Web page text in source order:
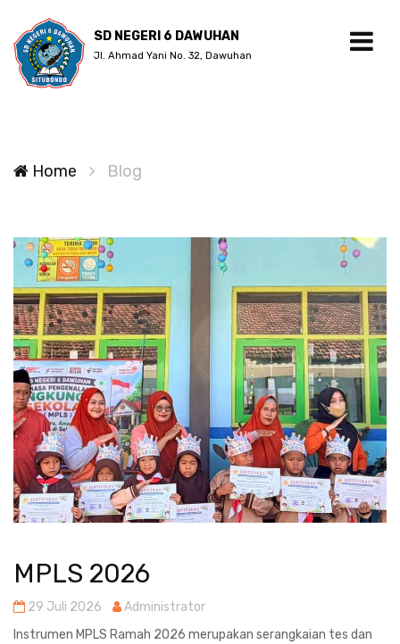
SD NEGERI 6 DAWUHAN
Jl. Ahmad Yani No. 32, Dawuhan
Home Blog
MPLS 2026
29 Juli 2026
Administrator
Instrumen MPLS Ramah 2026 merupakan serangkaian tes dan